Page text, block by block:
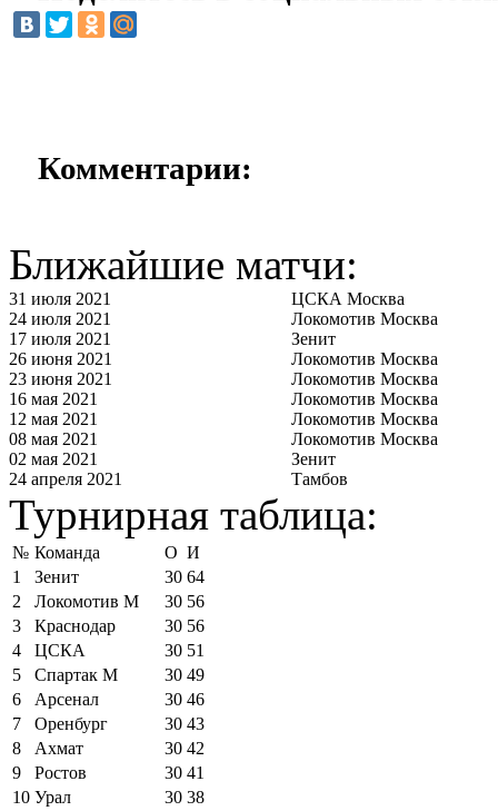
Комментарии:
Ближайшие матчи:
31 июля 2021
ЦСКА Москва
24 июля 2021
Локомотив Москва
17 июля 2021
Зенит
26 июня 2021
Локомотив Москва
23 июня 2021
Локомотив Москва
16 мая 2021
Локомотив Москва
12 мая 2021
Локомотив Москва
08 мая 2021
Локомотив Москва
02 мая 2021
Зенит
24 апреля 2021
Тамбов
Турнирная таблица:
№ Команда О И
1
Зенит 30 64
2
Локомотив М 30 56
3
Краснодар 30 56
4
ЦСКА 30 51
5
Спартак М 30 49
6
Арсенал 30 46
7
Оренбург 30 43
8
Ахмат 30 42
9
Ростов 30 41
10 Урал 30 38